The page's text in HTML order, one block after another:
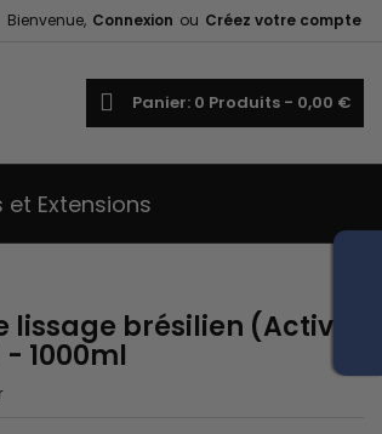
Bienvenue, Connexion ou Créez votre compte
Panier 0 Produits - 0,00 €
et Extensions
lissage brésilien (Activ
1000ml